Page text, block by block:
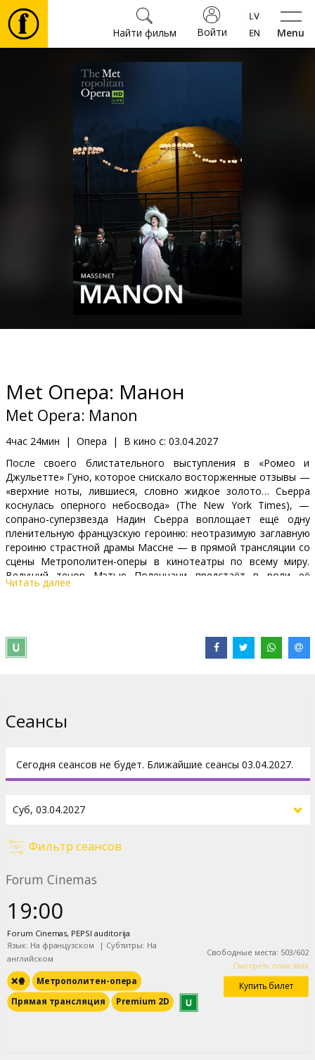
Menu
Войти
Найти фильм
Фильмы
Культура
Мероприятия
Новости
Подарки
Клуб
Met Опера: Манон
Met Opera: Manon
4час 24мин | Опера | В кино с: 03.04.2027
После своего блистательного выступления в «Ромео и
Джульетте» Гуно, которое снискало восторженные отзывы —
«верхние ноты, лившиеся, словно жидкое золото… Сьерра
коснулась оперного небосвода» (The New York Times), —
сопрано-суперзвезда Надин Сьерра воплощает ещё одну
пленительную французскую героиню: неотразимую заглавную
героиню страстной драмы Массне — в прямой трансляции со
сцены Метрополитен-оперы в кинотеатры по всему миру.
Ведущий тенор Мэтью Поленцани предстаёт в роли её
возлюбленного-идеалиста, кавалера де Грие, а восходящая
Читать далее
Сеансы
Сегодня сеансов не будет. Ближайшие сеансы 03.04.2027.
Фильтр сеансов
Forum Cinemas
19:00
Forum Cinemas, PEPSI auditorija
Язык: На французском | Субтитры: На
английском
❌🍿 Метрополитен-опера
Прямая трансляция Premium 2D
Свободные места: 503/602
Смотреть план зала
Купить билет